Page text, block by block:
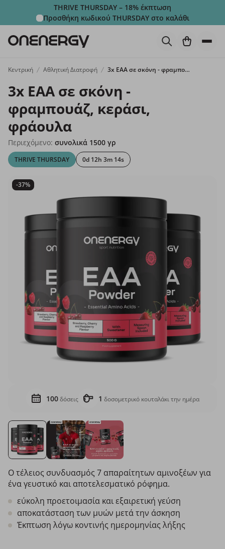
THRIVE THURSDAY – 18% έκπτωση
Προσθήκη κωδικού THURSDAYστο καλάθι
Κεντρική Αθλητική Διατροφή 3x ΕΑΑ σε σκόνη - φραμπουάζ, κεράσι, φράουλα
3x ΕΑΑ σε σκόνη -
φραμπουάζ, κεράσι,
φράουλα
Περιεχόμενο: συνολικά 1500 γρ
THRIVE THURSDAY 0d 12h 3m 13s
-37%
100δόσεις 1 δοσομετρικό κουταλάκι την ημέρα
Ο τέλειος συνδυασμός 7 απαραίτητων αμινοξέων για
ένα γευστικό και αποτελεσματικό ρόφημα.
εύκολη προετοιμασία και εξαιρετική γεύση
αποκατάσταση των μυών μετά την άσκηση
Έκπτωση λόγω κοντινής ημερομηνίας λήξης